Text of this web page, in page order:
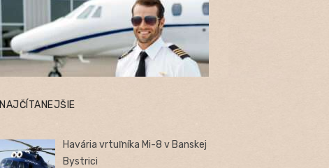
NAJČÍTANEJŠIE
Havária vrtuľníka Mi-8 v Banskej
Bystrici